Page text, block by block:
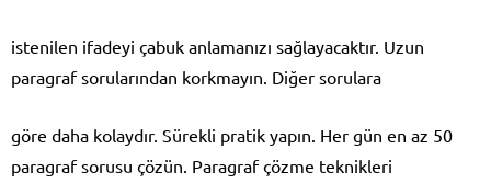
istenilen ifadeyi çabuk anlamanızı sağlayacaktır. Uzun
paragraf sorularından korkmayın. Diğer sorulara
göre daha kolaydır. Sürekli pratik yapın. Her gün en az 50
paragraf sorusu çözün. Paragraf çözme teknikleri